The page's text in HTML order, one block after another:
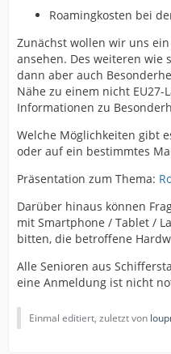
Roamingkosten bei
Zunächst wollen wir uns
ansehen. Des weiteren wie
dann aber auch
Nähe zu einem nicht
Informationen zu
Welche Möglichkeiten gibt
oder auf ein bestimmtes
Präsentation zum Thema:
Darüber hinaus können
mit Smartphone / Tablet /
bitten, die betroffene
Alle Senioren aus
eine Anmeldung ist nicht
Einmal editiert, zuletzt von